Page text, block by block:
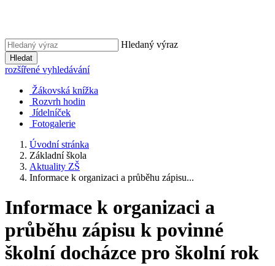
Hledaný výraz
Hledat
rozšířené vyhledávání
Žákovská knížka
Rozvrh hodin
Jídelníček
Fotogalerie
Úvodní stránka
Základní škola
Aktuality ZŠ
Informace k organizaci a průběhu zápisu...
Informace k organizaci a
průběhu zápisu k povinné
školní docházce pro školní rok